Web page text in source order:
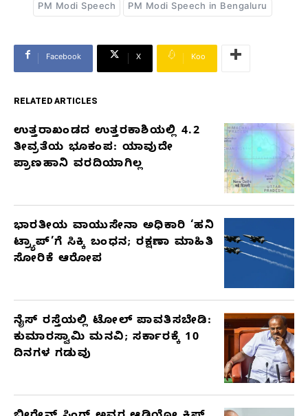
PM Modi Speech
PM Modi Speech in Bengaluru
Facebook X Koo
RELATED ARTICLES
RELATED
ARTICLES
ಉತ್ತರಾಖಂಡದ ಉತ್ತರಕಾಶಿಯಲ್ಲಿ 4.2
ತೀವ್ರತೆಯ ಭೂಕಂಪ: ಯಾವುದೇ
ಪ್ರಾಣಹಾನಿ ವರದಿಯಾಗಿಲ್ಲ
ಭಾರತೀಯ ವಾಯುಸೇನಾ ಅಧಿಕಾರಿ ‘ಹನಿ
ಟ್ರ್ಯಾಪ್’ಗೆ ಸಿಕ್ಕಿ ಬಂಧನ; ರಕ್ಷಣಾ ಮಾಹಿತಿ
ಸೋರಿಕೆ ಆರೋಪ
ನೈಸ್ ರಸ್ತೆಯಲ್ಲಿ ಟೋಲ್ ಪಾವತಿಸಬೇಡಿ:
ಕುಮಾರಸ್ವಾಮಿ ಮನವಿ; ಸರ್ಕಾರಕ್ಕೆ 10
ದಿನಗಳ ಗಡುವು